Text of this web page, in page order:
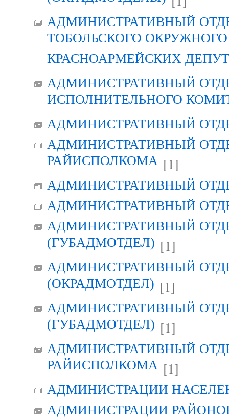
АДМИНИСТРАТИВНЫЙ
ТОБОЛЬСКОГО
КРАСНОАРМЕЙСКИХ
АДМИНИСТРАТИВНЫЙ
ИСПОЛНИТЕЛЬНОГО
АДМИНИСТРАТИВНЫЙ
АДМИНИСТРАТИВНЫЙ
РАЙИСПОЛКОМА [1]
АДМИНИСТРАТИВНЫЙ
АДМИНИСТРАТИВНЫЙ
АДМИНИСТРАТИВНЫЙ
(ГУБАДМОТДЕЛ) [1]
АДМИНИСТРАТИВНЫЙ
(ОКРАДМОТДЕЛ) [1]
АДМИНИСТРАТИВНЫЙ
(ГУБАДМОТДЕЛ) [1]
АДМИНИСТРАТИВНЫЙ
РАЙИСПОЛКОМА [1]
АДМИНИСТРАЦИИ
АДМИНИСТРАЦИИ